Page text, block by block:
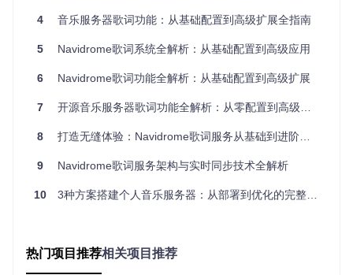
# 歌词缓存大小限制(MB)
# 缓存过期时间(小时)
# 默认编码格式
# 启用歌词预加载
配置选项速查表
Priority
先级顺序
ed,.lrc,.tx
列表
缓存过期时
4 音乐服务器歌词功能：从基础配置到高级扩展全指南
5 Navidrome歌词系统全解析：从基础配置到高级应用
6 Navidrome歌词功能全解析：从基础配置到高级扩展
7 开源音乐服务器歌词功能全解析：从零配置到高级定制
8 打造无缝体验：Navidrome歌词服务从基础到进阶的全攻略
9 Navidrome歌词服务架构与实时同步技术全解析
10 3种方案搭建个人音乐服务器：从部署到优化的完整指南
热门项目推荐相关项目推荐